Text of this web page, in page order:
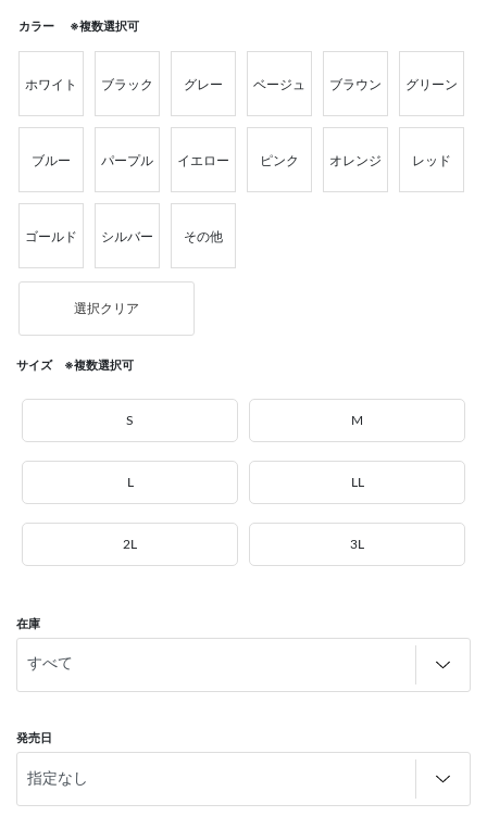
カラー ※複数選択可
ホワイト ブラック グレー ベージュ ブラウン グリーン
ブルー パープル イエロー ピンク オレンジ レッド
ゴールド シルバー その他
選択クリア
サイズ ※複数選択可
S M
L LL
2L 3L
在庫
発売日